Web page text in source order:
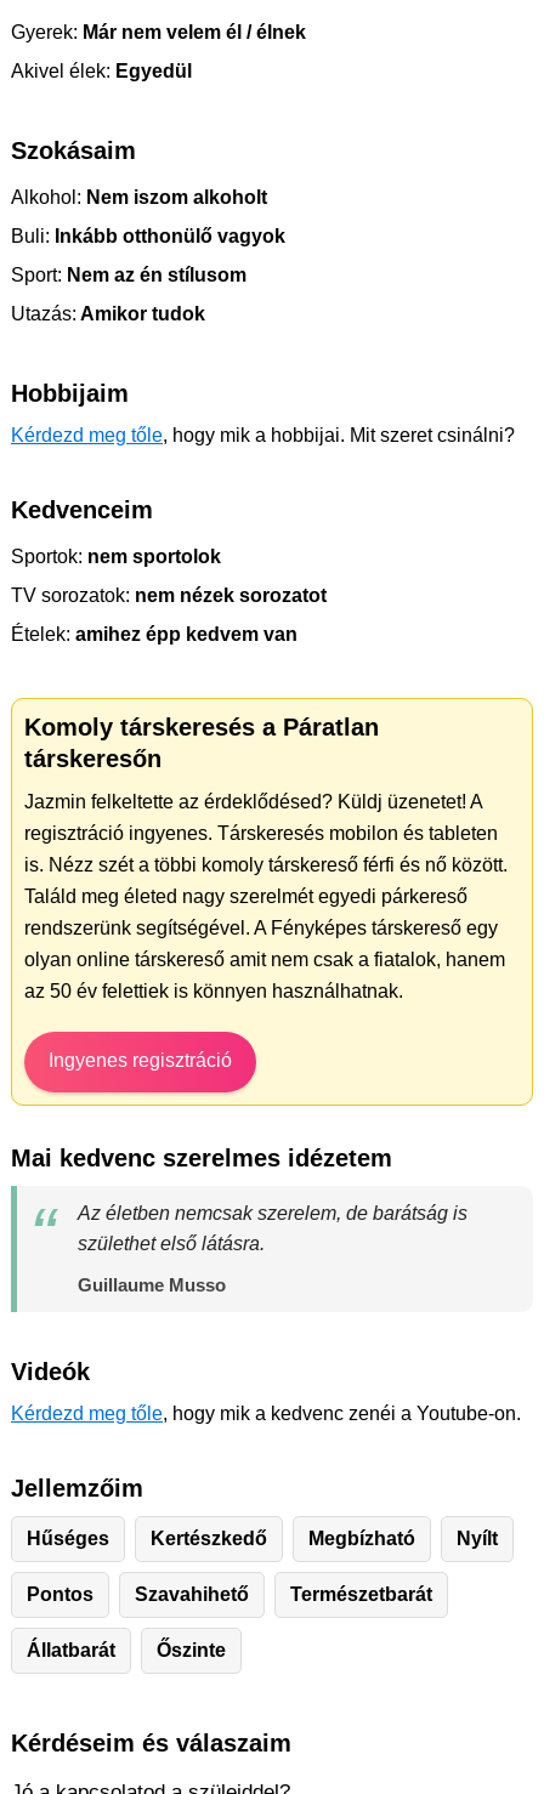
Gyerek: Már nem velem él / élnek
Akivel élek: Egyedül
Szokásaim
Alkohol: Nem iszom alkoholt
Buli: Inkább otthonülő vagyok
Sport: Nem az én stílusom
Utazás: Amikor tudok
Hobbijaim
Kérdezd meg tőle, hogy mik a hobbijai. Mit szeret csinálni?
Kedvenceim
Sportok: nem sportolok
TV sorozatok: nem nézek sorozatot
Ételek: amihez épp kedvem van
Komoly társkeresés a Páratlan
társkeresőn
Jazmin felkeltette az érdeklődésed? Küldj üzenetet! A
regisztráció ingyenes. Társkeresés mobilon és tableten
is. Nézz szét a többi komoly társkereső férfi és nő között.
Találd meg életed nagy szerelmét egyedi párkereső
rendszerünk segítségével. A Fényképes társkereső egy
olyan online társkereső amit nem csak a fiatalok, hanem
az 50 év felettiek is könnyen használhatnak.
Ingyenes regisztráció
Mai kedvenc szerelmes idézetem
Az életben nemcsak szerelem, de barátság is
születhet első látásra.
Guillaume Musso
Videók
Kérdezd meg tőle, hogy mik a kedvenc zenéi a Youtube-on.
Jellemzőim
Hűséges Kertészkedő Megbízható Nyílt
Pontos Szavahihető Természetbarát
Állatbarát Őszinte
Kérdéseim és válaszaim